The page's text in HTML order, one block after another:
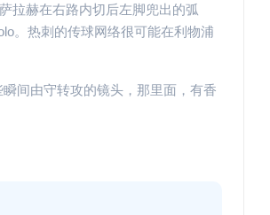
拉赫在右路内切后左脚兜出的弧
。热刺的传球网络很可能在利物浦
间由守转攻的镜头，那里面，有香
热刺对阵